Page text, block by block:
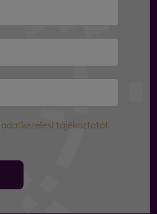
adatkezelési tájékoztatót